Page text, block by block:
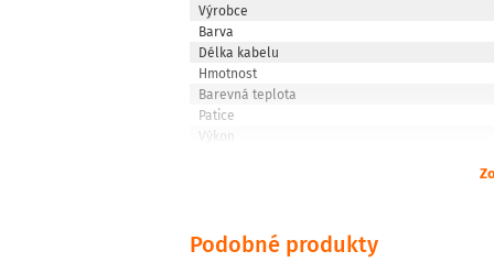
Výrobce
Barva
Délka kabelu
Hmotnost
Barevná teplota
Patice
Výkon
Podobné produkty